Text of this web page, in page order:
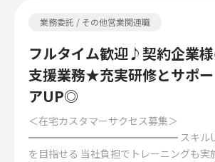
業務委託 / その他営業関連職
フルタイム歓迎♪契約企業
支援業務★充実研修とサポー
アUP◎
＜在宅カスタマーサクセス募集＞
━━━━━━━━━━━━━━━ スキルUP
を目指せる 当社負担でトレーニングも実